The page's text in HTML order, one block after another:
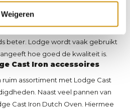
Weigeren
Iron pan is dat deze niet in de
moet je hem met de hand
heet water. De antiaanbaklaag
beter. Lodge wordt vaak gebruikt
hoe goed de kwaliteit is.
Cast Iron accessoires
assortiment met Lodge Cast
Naast veel pannen van
Cast Iron Dutch Oven. Hiermee